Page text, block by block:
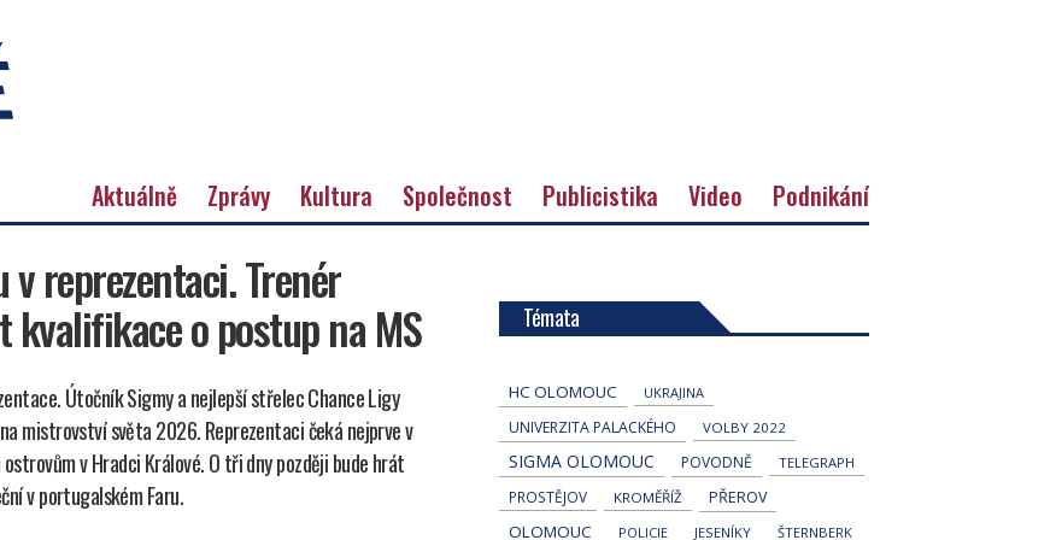
Aktuálně Zprávy Kultura Společnost Publicistika Video Podnikání
reprezentaci. Trenér
kvalifikace o postup na MS
Útočník Sigmy a nejlepší střelec Chance Ligy
mistrovství světa 2026. Reprezentaci čeká nejprve v
v Hradci Králové. O tři dny později bude hrát
v portugalském Faru.
Témata
HC OLOMOUC UKRAJINA
UNIVERZITA PALACKÉHO VOLBY 2022
SIGMA OLOMOUC POVODNĚ TELEGRAPH
PROSTĚJOV KROMĚŘÍŽ PŘEROV
OLOMOUC POLICIE JESENÍKY ŠTERNBERK